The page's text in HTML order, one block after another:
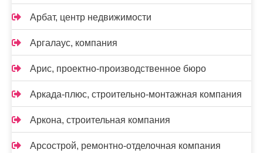
Арбат, центр недвижимости
Аргалаус, компания
Арис, проектно-производственное бюро
Аркада-плюс, строительно-монтажная компания
Аркона, строительная компания
Арсострой, ремонтно-отделочная компания